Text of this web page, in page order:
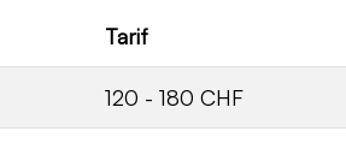
Tarif
120 - 180 CHF